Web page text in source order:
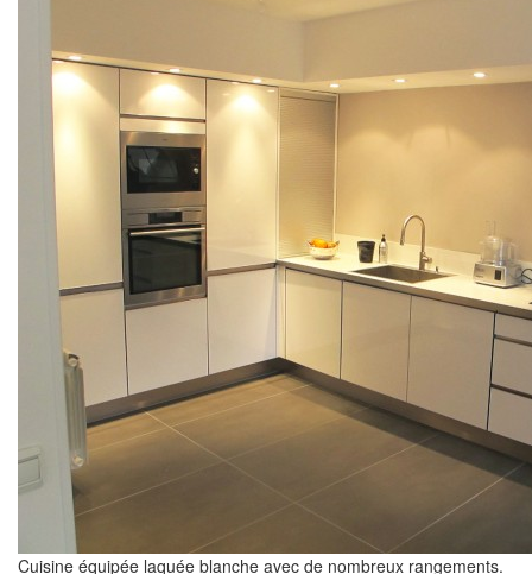
Cuisine équipée laquée blanche avec de nombreux rangements.